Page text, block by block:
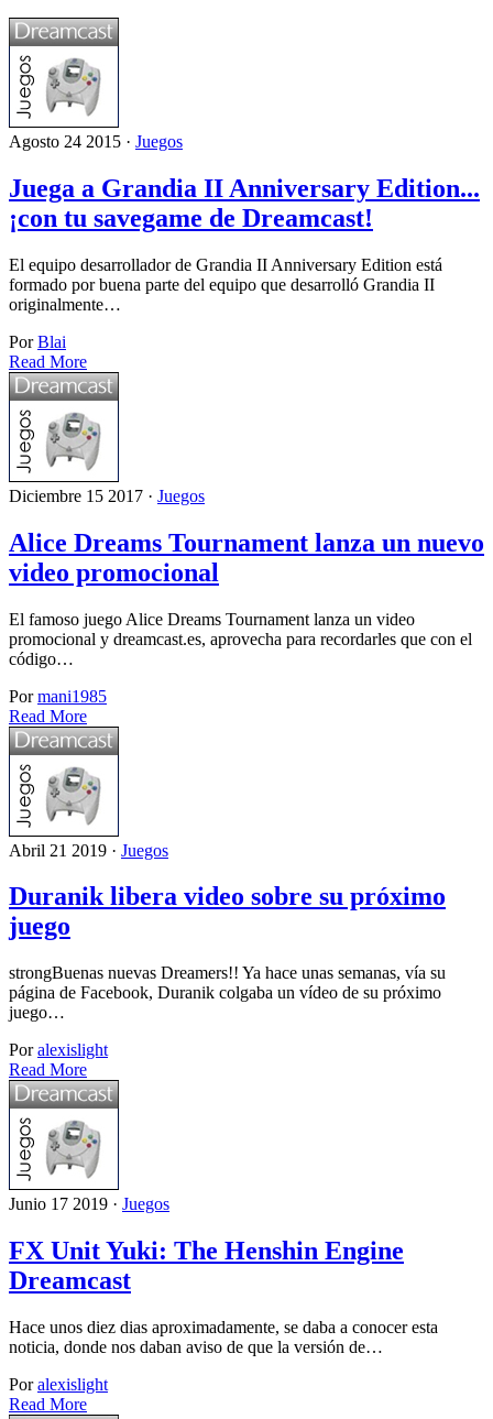
Agosto 24 2015 · Juegos
Juega a Grandia II Anniversary Edition...
¡con tu savegame de Dreamcast!
El equipo desarrollador de Grandia II Anniversary Edition está
formado por buena parte del equipo que desarrolló Grandia II
originalmente…
PorBlai
Read More
Diciembre 15 2017 · Juegos
Alice Dreams Tournament lanza un nuevo
video promocional
El famoso juego Alice Dreams Tournament lanza un video
promocional y dreamcast.es, aprovecha para recordarles que con el
código…
Pormani1985
Read More
Abril 21 2019 · Juegos
Duranik libera video sobre su próximo
juego
strongBuenas nuevas Dreamers!! Ya hace unas semanas, vía su
página de Facebook, Duranik colgaba un vídeo de su próximo
juego…
Poralexislight
Read More
Junio 17 2019 · Juegos
FX Unit Yuki: The Henshin Engine
Dreamcast
Hace unos diez dias aproximadamente, se daba a conocer esta
noticia, donde nos daban aviso de que la versión de…
Poralexislight
Read More